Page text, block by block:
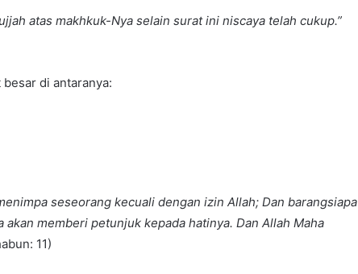
atas makhkuk-Nya selain surat ini niscaya telah cukup.”
di antaranya:
seseorang kecuali dengan izin Allah; Dan barangsiapa
akan memberi petunjuk kepada hatinya. Dan Allah Maha
11)